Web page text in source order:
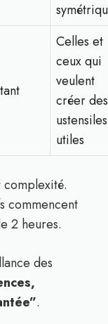
Celles et
ceux qui
veulent
créer des
ustensiles
utiles
commencent
2 heures.
des
.